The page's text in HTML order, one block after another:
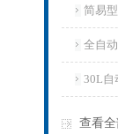
简易
全自
30L自
查看全